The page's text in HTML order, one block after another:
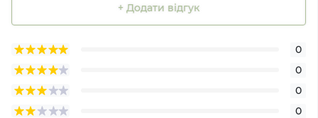
+ Додати відгук
0
0
0
0